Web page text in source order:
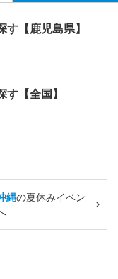
【鹿児島県】
【全国】
縄の夏休みイベン